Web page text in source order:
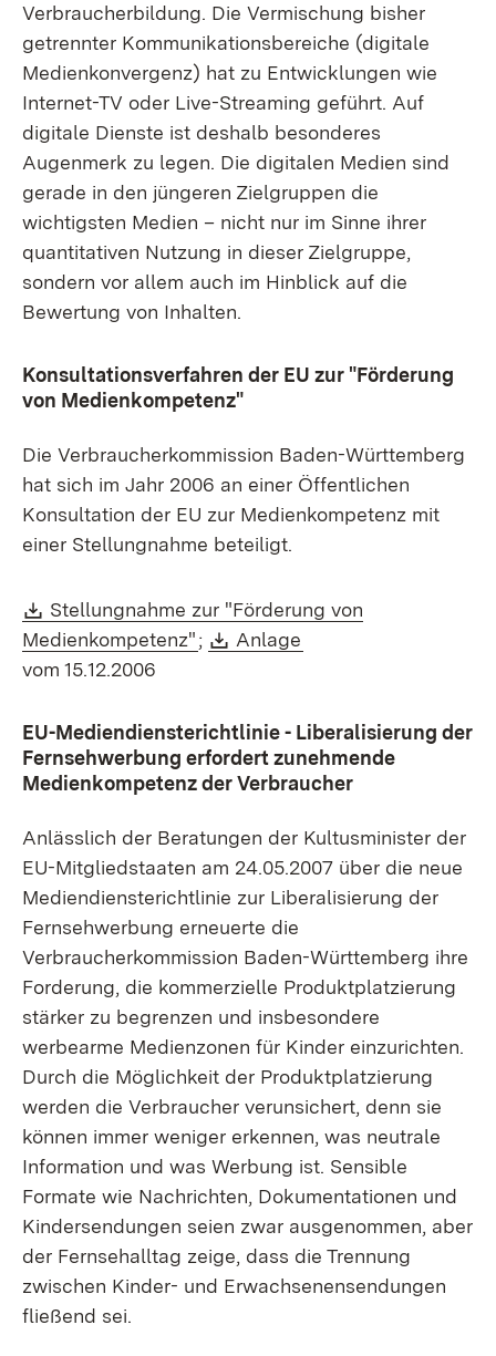
Verbraucherbildung. Die Vermischung bisher
getrennter Kommunikationsbereiche (digitale
Medienkonvergenz) hat zu Entwicklungen wie
Internet-TV oder Live-Streaming geführt. Auf
digitale Dienste ist deshalb besonderes
Augenmerk zu legen. Die digitalen Medien sind
gerade in den jüngeren Zielgruppen die
wichtigsten Medien – nicht nur im Sinne ihrer
quantitativen Nutzung in dieser Zielgruppe,
sondern vor allem auch im Hinblick auf die
Bewertung von Inhalten.
Konsultationsverfahren der EU zur "Förderung
von Medienkompetenz"
Die Verbraucherkommission Baden-Württemberg
hat sich im Jahr 2006 an einer Öffentlichen
Konsultation der EU zur Medienkompetenz mit
einer Stellungnahme beteiligt.
Download:
Stellungnahme zur "Förderung von
Medienkompetenz"(Öffnet in neuem Fenster)
; Download:
Anlage
vom 15.12.2006
EU-Mediendiensterichtlinie - Liberalisierung der
Fernsehwerbung erfordert zunehmende
Medienkompetenz der Verbraucher
Anlässlich der Beratungen der Kultusminister der
EU-Mitgliedstaaten am 24.05.2007 über die neue
Mediendiensterichtlinie zur Liberalisierung der
Fernsehwerbung erneuerte die
Verbraucherkommission Baden-Württemberg ihre
Forderung, die kommerzielle Produktplatzierung
stärker zu begrenzen und insbesondere
werbearme Medienzonen für Kinder einzurichten.
Durch die Möglichkeit der Produktplatzierung
werden die Verbraucher verunsichert, denn sie
können immer weniger erkennen, was neutrale
Information und was Werbung ist. Sensible
Formate wie Nachrichten, Dokumentationen und
Kindersendungen seien zwar ausgenommen, aber
der Fernsehalltag zeige, dass die Trennung
zwischen Kinder- und Erwachsenensendungen
fließend sei.